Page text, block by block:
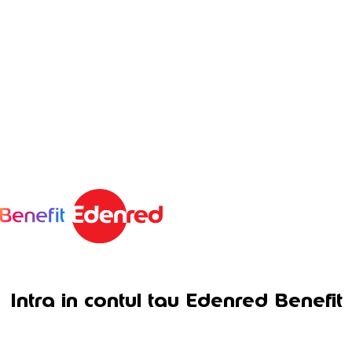
Intra in contul tau Edenred Benefit